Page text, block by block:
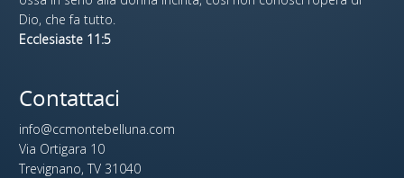
Dio, che fa tutto.
Ecclesiaste 11:5
Contattaci
info@ccmontebelluna.com
Via Ortigara 10
Trevignano, TV 31040